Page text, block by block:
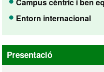
Entorn internacional
Presentació